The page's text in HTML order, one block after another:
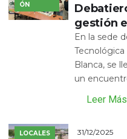
ÓN
gestión
En la sede
Blanca, se
un
Leer Más
LOCALES 31/12/2025